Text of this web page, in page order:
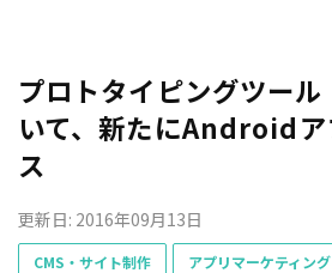
プロトタイピングツー
いて、新たにAndroidア
ス
更新日: 2016年09月13日
CMS・サイト制作 アプリマーケティング